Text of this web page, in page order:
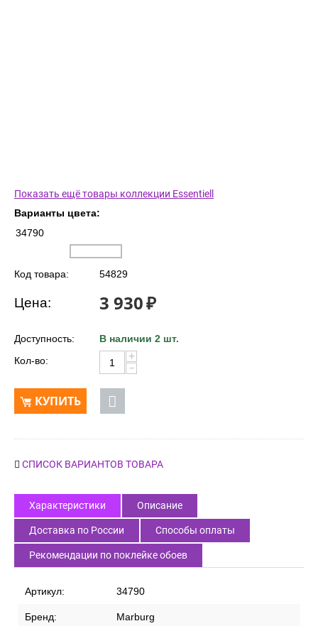
Показать ещё товары коллекции Essentiell
Варианты цвета:
34790
Код товара: 54829
Цена: 3 930₽
Доступность:
В наличии 2 шт.
Кол-во:
+
−
КУПИТЬ
СПИСОК ВАРИАНТОВ ТОВАРА
Характеристики Описание
Доставка по России Способы оплаты
Рекомендации по поклейке обоев
Артикул: 34790
Бренд: Marburg